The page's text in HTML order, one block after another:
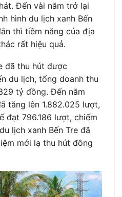
Đến vài năm trở lại
hình du lịch xanh Bến
thì tiềm năng của địa
rất hiệu quả.
đã thu hút được
du lịch, tổng doanh thu
tỷ đồng. Đến năm
tăng lên 1.882.025 lượt,
đạt 796.186 lượt, chiếm
lịch xanh Bến Tre đã
mới lạ thu hút đông